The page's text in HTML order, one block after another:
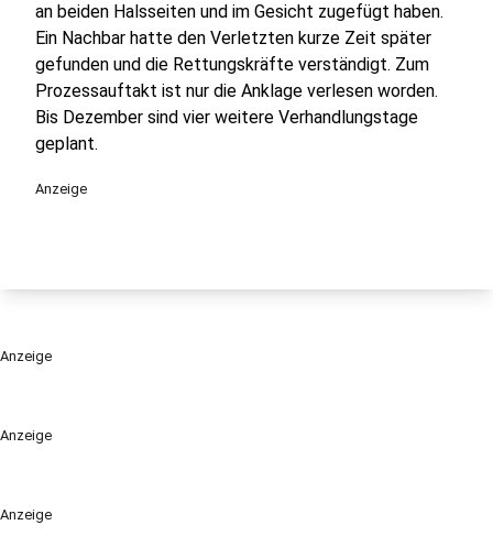
Anzeige
Anzeige
an beiden Halsseiten und im Gesicht zugefügt haben.
Ein Nachbar hatte den Verletzten kurze Zeit später
gefunden und die Rettungskräfte verständigt. Zum
Prozessauftakt ist nur die Anklage verlesen worden.
Bis Dezember sind vier weitere Verhandlungstage
geplant.
Anzeige
Anzeige